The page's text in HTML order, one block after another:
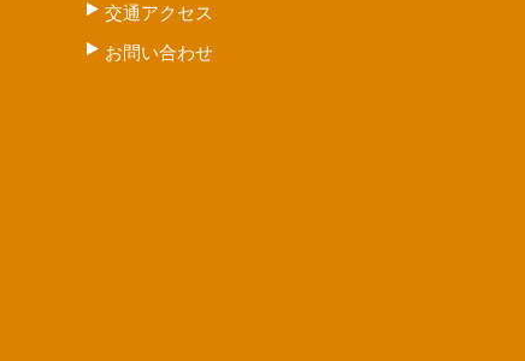
交通アクセス
お問い合わせ